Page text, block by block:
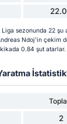
sezonunda 22 şu
Ndoj'in
0.84 şut atarlar.
2